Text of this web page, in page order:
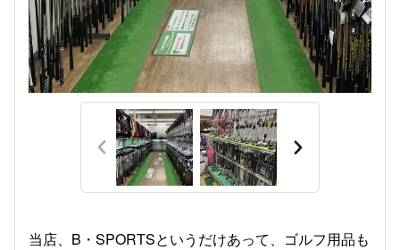
当店、B・SPORTSというだけあって、ゴルフ用品も